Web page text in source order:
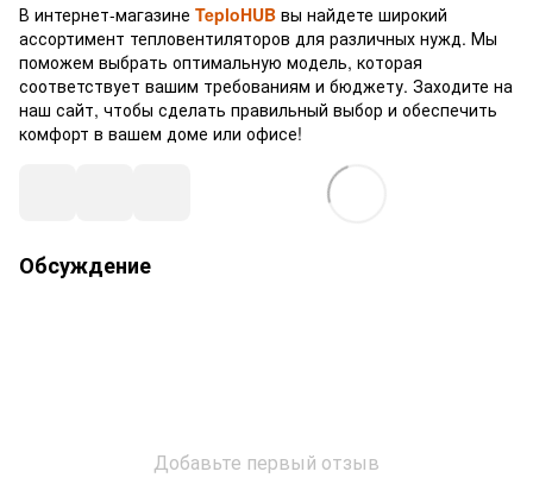
В интернет-магазине TeploHUB вы найдете широкий
ассортимент тепловентиляторов для различных нужд. Мы
поможем выбрать оптимальную модель, которая
соответствует вашим требованиям и бюджету. Заходите на
наш сайт, чтобы сделать правильный выбор и обеспечить
комфорт в вашем доме или офисе!
Обсуждение
Добавьте первый отзыв